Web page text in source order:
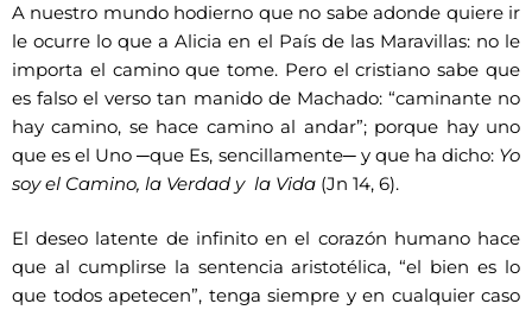
A nuestro mundo hodierno que no sabe adonde quiere ir
le ocurre lo que a Alicia en el País de las Maravillas: no le
importa el camino que tome. Pero el cristiano sabe que
es falso el verso tan manido de Machado: “caminante no
hay camino, se hace camino al andar”; porque hay uno
que es el Uno ─que Es, sencillamente─ y que ha dicho: Yo
soy el Camino, la Verdad y la Vida (Jn 14, 6).
El deseo latente de infinito en el corazón humano hace
que al cumplirse la sentencia aristotélica, “el bien es lo
que todos apetecen”, tenga siempre y en cualquier caso